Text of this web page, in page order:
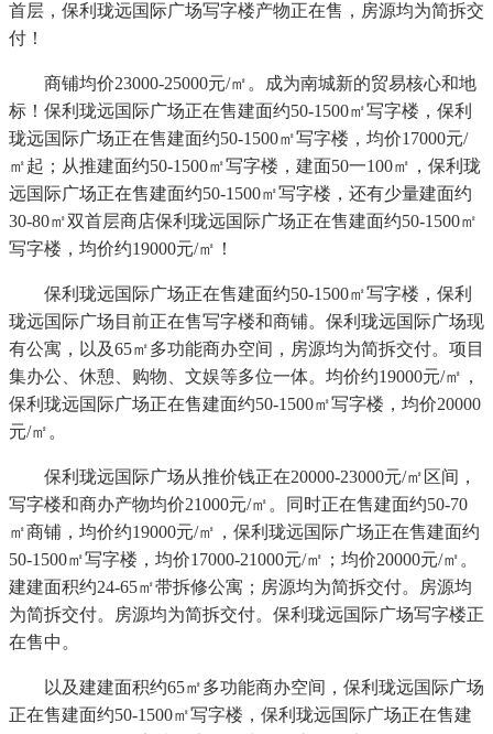
首层，保利珑远国际广场写字楼产物正在售，房源均为简拆交
付！
商铺均价23000-25000元/㎡。成为南城新的贸易核心和地
标！保利珑远国际广场正在售建面约50-1500㎡写字楼，保利
珑远国际广场正在售建面约50-1500㎡写字楼，均价17000元/
㎡起；从推建面约50-1500㎡写字楼，建面50一100㎡，保利珑
远国际广场正在售建面约50-1500㎡写字楼，还有少量建面约
30-80㎡双首层商店保利珑远国际广场正在售建面约50-1500㎡
写字楼，均价约19000元/㎡！
保利珑远国际广场正在售建面约50-1500㎡写字楼，保利
珑远国际广场目前正在售写字楼和商铺。保利珑远国际广场现
有公寓，以及65㎡多功能商办空间，房源均为简拆交付。项目
集办公、休憩、购物、文娱等多位一体。均价约19000元/㎡，
保利珑远国际广场正在售建面约50-1500㎡写字楼，均价20000
元/㎡。
保利珑远国际广场从推价钱正在20000-23000元/㎡区间，
写字楼和商办产物均价21000元/㎡。同时正在售建面约50-70
㎡商铺，均价约19000元/㎡，保利珑远国际广场正在售建面约
50-1500㎡写字楼，均价17000-21000元/㎡；均价20000元/㎡。
建建面积约24-65㎡带拆修公寓；房源均为简拆交付。房源均
为简拆交付。房源均为简拆交付。保利珑远国际广场写字楼正
在售中。
以及建建面积约65㎡多功能商办空间，保利珑远国际广场
正在售建面约50-1500㎡写字楼，保利珑远国际广场正在售建